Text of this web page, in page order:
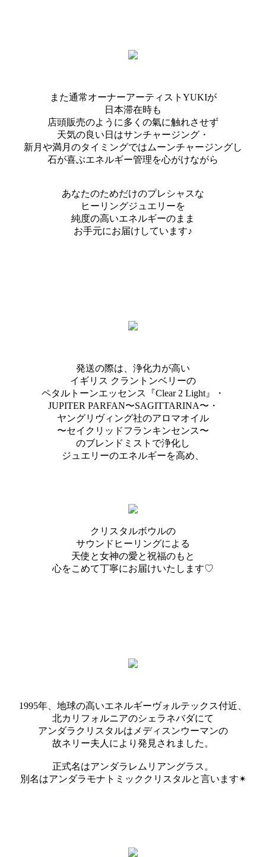
また通常オーナーアーティストYUKIが
日本滞在時も
店頭販売のように多くの氣に触れさせず
天気の良い日はサンチャージング・
新月や満月のタイミングではムーンチャージングし
石が喜ぶエネルギー管理を心がけながら
あなたのためだけのプレシャスな
ヒーリングジュエリーを
純度の高いエネルギーのまま
お手元にお届けしています♪
発送の際は、浄化力が高い
イギリス クラントンベリーの
ペタルトーンエッセンス『Clear 2 Light』・
JUPITER PARFAN〜SAGITTARINA〜・
ヤングリヴィング社のアロマオイル
〜セイクリッドフランキンセンス〜
のブレンドミストで浄化し
ジュエリーのエネルギーを高め、
クリスタルボウルの
サウンドヒーリングによる
天使と女神の愛と祝福のもと
心をこめて丁寧にお届けいたします♡
1995年、地球の高いエネルギーヴォルテックス付近、
北カリフォルニアのシェラネバダにて
アンダラクリスタルはメディスンウーマンの
故ネリー夫人により発見されました。
正式名はアンダラレムリアングラス。
別名はアンダラモナトミッククリスタルと言います✴︎